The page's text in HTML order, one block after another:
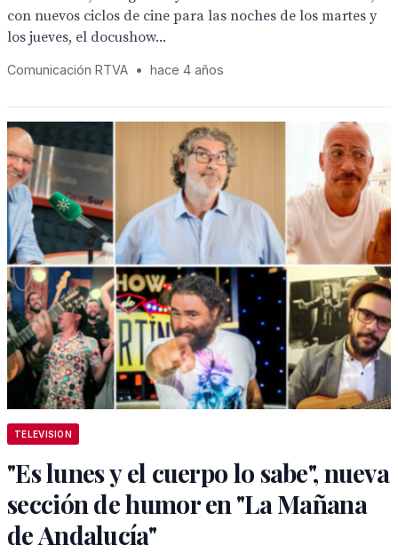
con nuevos ciclos de cine para las noches de los martes y
los jueves, el docushow...
Comunicación RTVA • hace 4 años
TELEVISION
"Es lunes y el cuerpo lo sabe", nueva
sección de humor en "La Mañana
de Andalucía"